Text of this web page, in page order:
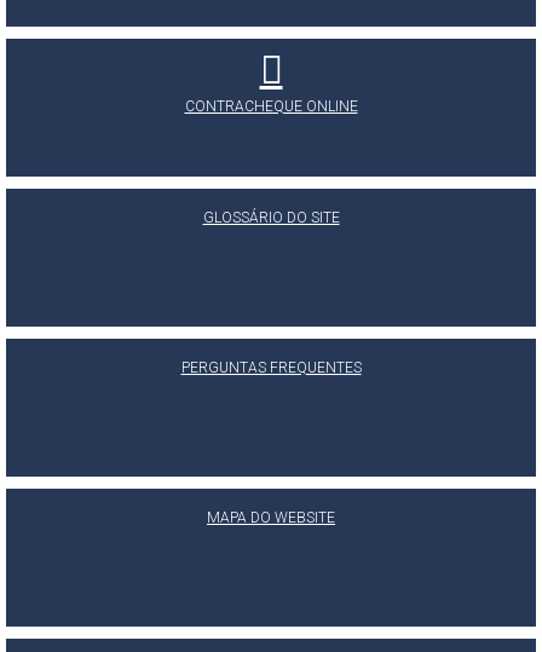
CONTRACHEQUE ONLINE
GLOSSÁRIO DO SITE
PERGUNTAS FREQUENTES
MAPA DO WEBSITE